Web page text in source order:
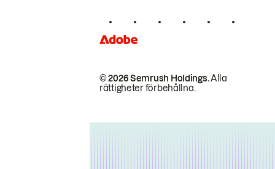
© 2026 Semrush Holdings.Alla
rättigheter förbehållna.